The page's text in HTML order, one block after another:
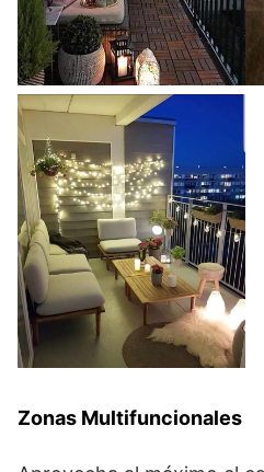
Zonas Multifuncionales